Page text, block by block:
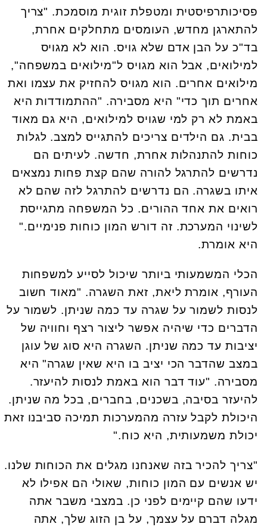
פסיכותרפיסטית ומטפלת זוגית מוסמכת. "צריך
להתארגן מחדש, העומסים מתחלקים אחרת,
בד"כ על הבן אדם שלא גויס. הוא לא מגויס
למילואים, אבל הוא מגויס ל"מילואים במשפחה",
מילואים אחרים. הוא מגויס להחזיק את עצמו ואת
אחרים תוך כדי" היא מסבירה. "ההתמודדות היא
באמת לא רק למי שגויס למילואים, היא גם מאוד
בבית. גם הילדים צריכים להתגייס למצב. לגלות
כוחות להתנהלות אחרת, חדשה. לעיתים הם
נדרשים להתרגל להורה שהם קצת פחות נמצאים
איתו בשגרה. הם נדרשים להתרגל לזה שהם לא
רואים את אחד ההורים. כל המשפחה מתגייסת
לשינוי המערכת. זה דורש המון כוחות פנימיים."
היא אומרת.
הכלי המשמעותי ביותר שיכול לסייע למשפחות
העורף, אומרת ליאת, זאת השגרה. "מאוד חשוב
לנסות לשמור על שגרה עד כמה שניתן. לשמור על
הדברים כדי שיהיה אפשר ליצור רצף וחוויה של
יציבות עד כמה שניתן. השגרה היא סוג של עוגן
במצב שהדבר הכי יציב בו היא שאין שגרה" היא
מסבירה. "עוד דבר הוא באמת לנסות להיעזר.
להיעזר בסיבה, בשכנים, בחברים, בכל מה שניתן.
היכולת לקבל עזרה מהמערכות תמיכה סביבנו זאת
יכולת משמעותית, היא כוח."
"צריך להכיר בזה שאנחנו מגלים את הכוחות שלנו.
יש אנשים עם המון כוחות, שאולי הם אפילו לא
ידעו שהם קיימים לפני כן. במצבי משבר אתה
מגלה דברם על עצמך, על בן הזוג שלך, אתה